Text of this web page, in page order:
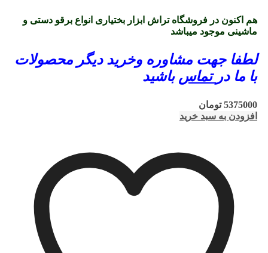
هم اکنون در فروشگاه تراش ابزار بختیاری انواع برقو دستی و
ماشینی موجود میباشد
لطفا جهت مشاوره وخرید دیگر محصولات
با ما در تماس باشید
5375000 تومان
افزودن به سبد خرید